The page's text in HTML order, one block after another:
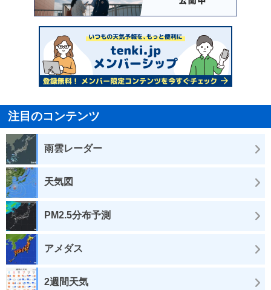
注目のコンテンツ
雨雲レーダー
天気図
PM2.5分布予測
アメダス
2週間天気